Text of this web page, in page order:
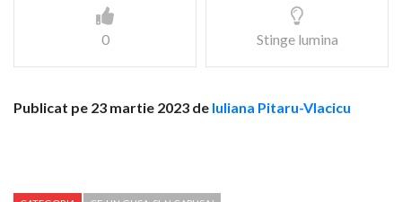
0 Stinge lumina
Publicat pe 23 martie 2023 de Iuliana Pitaru-Vlacicu